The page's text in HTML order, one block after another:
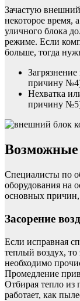
Зачастую
некоторое время,
уличного блока
режиме. Если
больше, тогда
причину
Нехватка
причину
Специалисты по
оборудования на
основных причин,
Засорение
Если исправная
теплый воздух,
необходимо
Промедление
Отбирая тепло из
работает, как